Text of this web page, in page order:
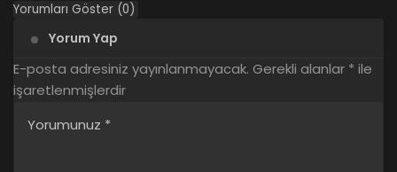
Yorumları Göster (0)
Yorum Yap
E-posta adresiniz yayınlanmayacak. Gerekli alanlar * ile
işaretlenmişlerdir
Yorumunuz *